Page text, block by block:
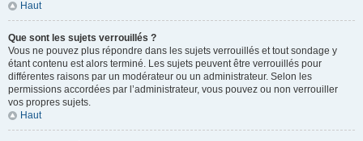
Haut
Que sont les sujets verrouillés ?
Vous ne pouvez plus répondre dans les sujets verrouillés et tout sondage y
étant contenu est alors terminé. Les sujets peuvent être verrouillés pour
différentes raisons par un modérateur ou un administrateur. Selon les
permissions accordées par l’administrateur, vous pouvez ou non verrouiller
vos propres sujets.
Haut